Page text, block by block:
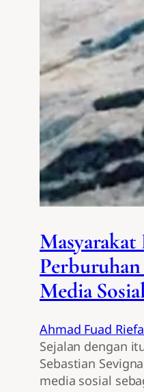
Masyarakat
Media
Ahmad Fuad
Sejalan dengan
Sebastian
media sosial